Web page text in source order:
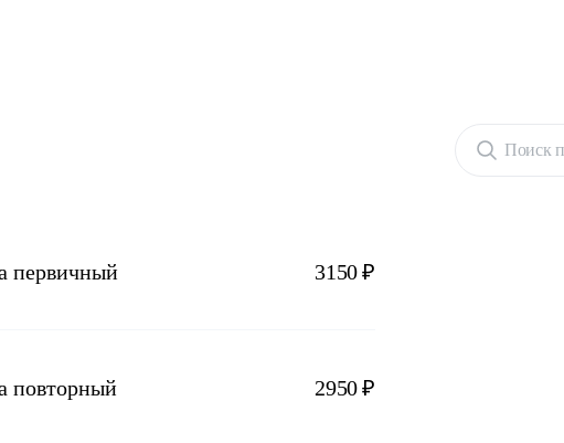
Поиск
первичный 3150 ₽
повторный 2950 ₽